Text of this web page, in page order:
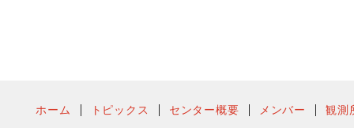
ホーム トピックス センター概要 メンバー 観測